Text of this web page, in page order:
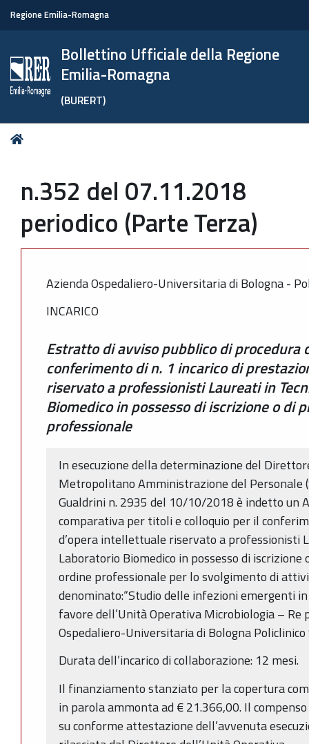
Regione Emilia-Romagna
Bollettino Ufficiale della Regione
Emilia-Romagna
(BURERT)
Tu
n.352 del 07.11.2018
periodico (Parte Terza)
Azienda Ospedaliero-Universitaria di Bologna -
INCARICO
Estratto di avviso pubblico di procedura
conferimento di n. 1 incarico di
riservato a professionisti Laureati in
Biomedico in possesso di iscrizione o di
professionale
In esecuzione della determinazione del
Metropolitano Amministrazione del Personale
Gualdrini n. 2935 del 10/10/2018 è indetto un
comparativa per titoli e colloquio per il
d’opera intellettuale riservato a professionisti
Laboratorio Biomedico in possesso di
ordine professionale per lo svolgimento di
denominato:“Studio delle infezioni emergenti
favore dell’Unità Operativa Microbiologia – Re
Ospedaliero-Universitaria di Bologna
Durata dell’incarico di collaborazione: 12 mesi.
Il finanziamento stanziato per la copertura
in parola ammonta ad € 21.366,00. Il
su conforme attestazione dell’avvenuta